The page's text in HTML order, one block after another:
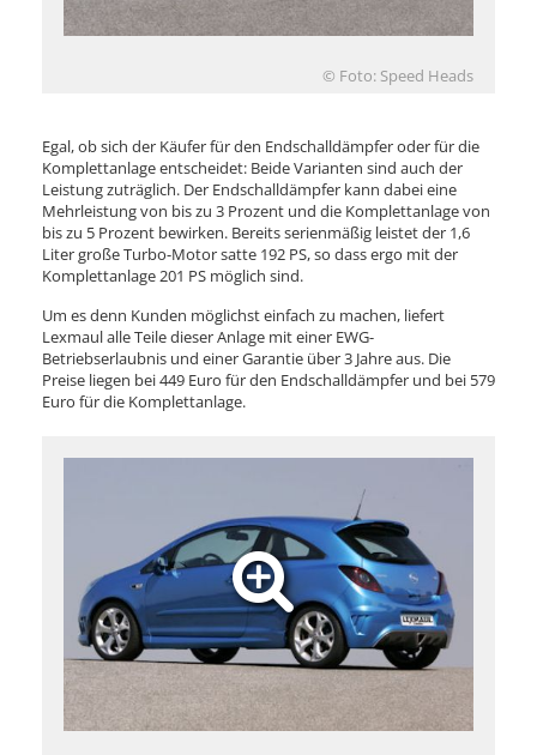
© Foto: Speed Heads
Egal, ob sich der Käufer für den Endschalldämpfer oder für die
Komplettanlage entscheidet: Beide Varianten sind auch der
Leistung zuträglich. Der Endschalldämpfer kann dabei eine
Mehrleistung von bis zu 3 Prozent und die Komplettanlage von
bis zu 5 Prozent bewirken. Bereits serienmäßig leistet der 1,6
Liter große Turbo-Motor satte 192 PS, so dass ergo mit der
Komplettanlage 201 PS möglich sind.
Um es denn Kunden möglichst einfach zu machen, liefert
Lexmaul alle Teile dieser Anlage mit einer EWG-
Betriebserlaubnis und einer Garantie über 3 Jahre aus. Die
Preise liegen bei 449 Euro für den Endschalldämpfer und bei 579
Euro für die Komplettanlage.